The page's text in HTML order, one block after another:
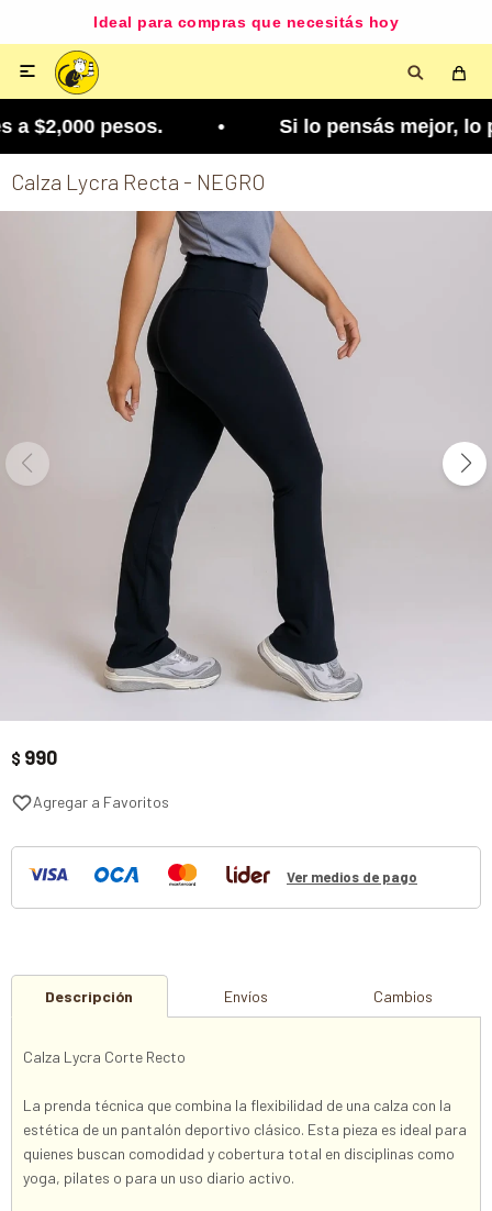
Ideal para compras que necesitás hoy

a $2,000 pesos. • Si lo pensás mejor, lo
Calza Lycra Recta - NEGRO
$ 990
Ver medios de pago
Descripción Envíos Cambios
Calza Lycra Corte Recto
La prenda técnica que combina la flexibilidad de una calza con la
estética de un pantalón deportivo clásico. Esta pieza es ideal para
quienes buscan comodidad y cobertura total en disciplinas como
yoga, pilates o para un uso diario activo.